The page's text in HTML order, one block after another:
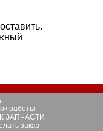
работы
ЗАПЧАСТИ
заказ